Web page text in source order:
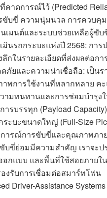
าดการณ์ไว้ (Predicted
บขี่ ความนุ่มนวล การควบคุ
มนต์และระบบช่วยเหลือผู้ขั
นรถกระบะแห่งปี 2568: การ
กในรายละเอียดที่ส่งผลต่อกา
ยและความน่าเชื่อถือ: เป็นร
พการใช้งานที่หลากหลาย ค
ามทนทานและการซ่อมบำรุง
บรรทุก (Payload
ระบะขนาดใหญ่ (Full-Size
การณ์การขับขี่และคุณภาพภา
บขี่ย่อมมีความสำคัญ เราจะป
กแบบ และพื้นที่ใช้สอยภายใ
งรับการเชื่อมต่อสมาร์ทโฟน
Driver-Assistance Systems